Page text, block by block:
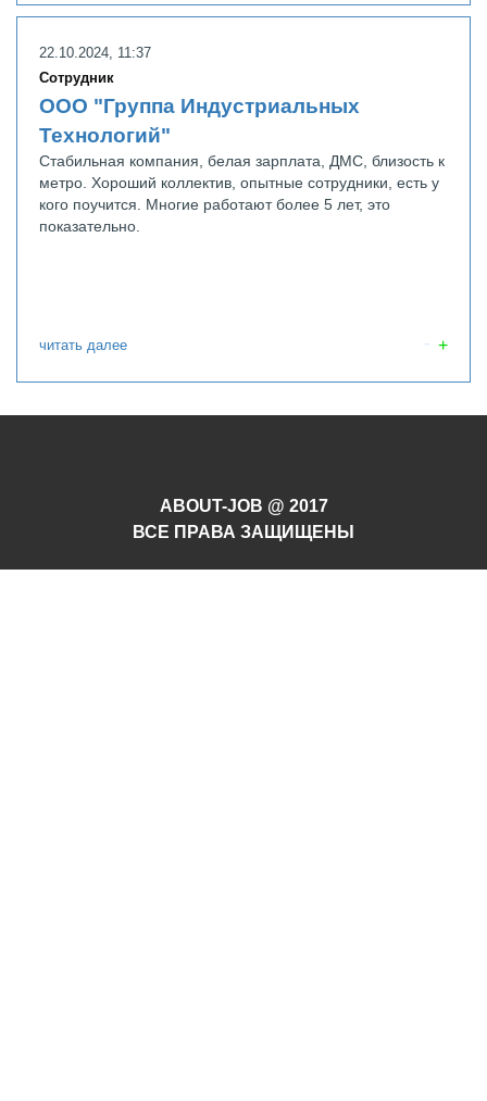
22.10.2024, 11:37
Сотрудник
ООО "Группа Индустриальных
Технологий"
Стабильная компания, белая зарплата, ДМС, близость к
метро. Хороший коллектив, опытные сотрудники, есть у
кого поучится. Многие работают более 5 лет, это
показательно.
читать далее
ABOUT-JOB @ 2017
ВСЕ ПРАВА ЗАЩИЩЕНЫ